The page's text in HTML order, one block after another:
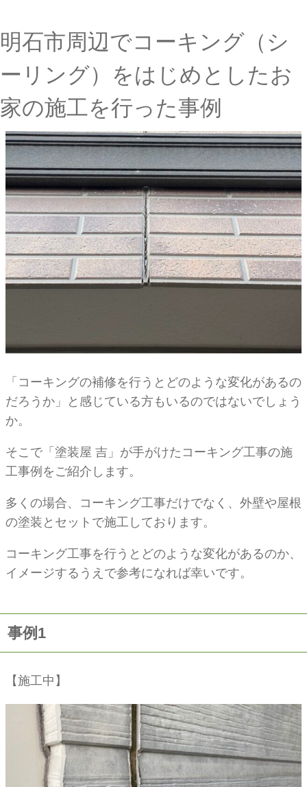
明石市周辺でコーキング（シ
ーリング）をはじめとしたお
家の施工を行った事例
「コーキングの補修を行うとどのような変化があるの
だろうか」と感じている方もいるのではないでしょう
か。
そこで「塗装屋 吉」が手がけたコーキング工事の施
工事例をご紹介します。
多くの場合、コーキング工事だけでなく、外壁や屋根
の塗装とセットで施工しております。
コーキング工事を行うとどのような変化があるのか、
イメージするうえで参考になれば幸いです。
事例1
【施工中】